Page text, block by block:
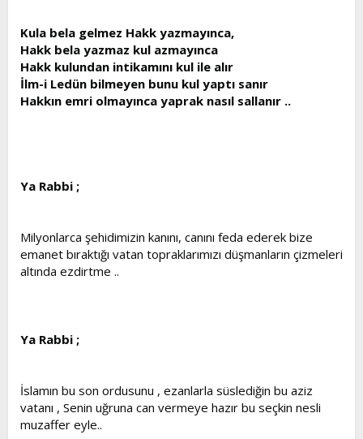
Kula bela gelmez Hakk yazmayınca,
Hakk bela yazmaz kul azmayınca
Hakk kulundan intikamını kul ile alır
İlm-i Ledün bilmeyen bunu kul yaptı sanır
Hakkın emri olmayınca yaprak nasıl sallanır ..
Ya Rabbi ;
Milyonlarca şehidimizin kanını, canını feda ederek bize
emanet bıraktığı vatan topraklarımızı düşmanların çizmeleri
altında ezdirtme ..
Ya Rabbi ;
İslamın bu son ordusunu , ezanlarla süslediğin bu aziz
vatanı , Senin uğruna can vermeye hazır bu seçkin nesli
muzaffer eyle..